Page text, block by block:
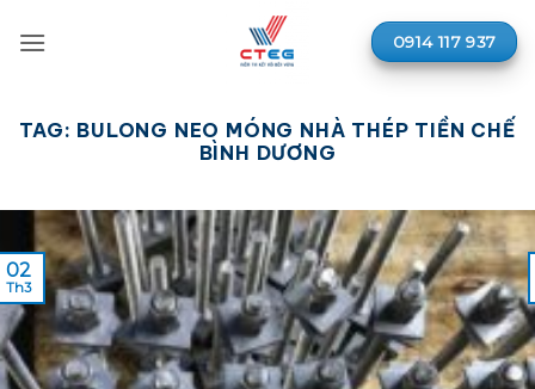
qua
0914 117 937
TAG: BULONG NEO MÓNG NHÀ THÉP TIỀN CHẾ
BÌNH DƯƠNG
02
Th3